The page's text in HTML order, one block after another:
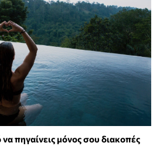
να πηγαίνεις μόνος σου διακοπές